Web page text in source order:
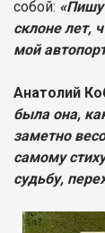
собой: «Пишу
склоне лет,
мой
Анатолий
была она,
заметно
самому
судьбу,